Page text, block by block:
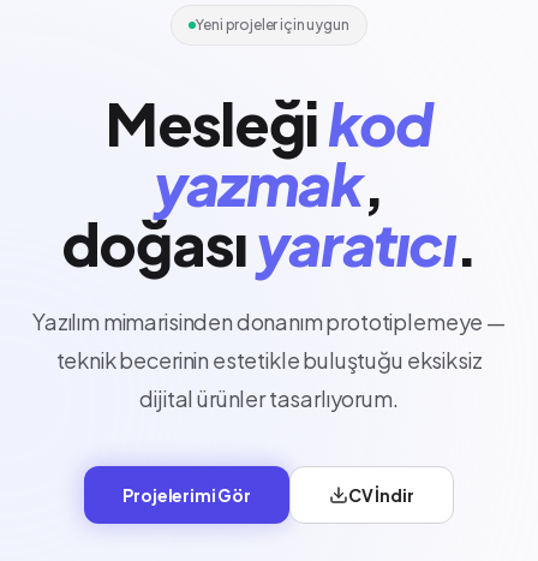
Yeni projeler için uygun
Mesleğikod
yazmak,
doğasıyaratıcı.
Yazılım mimarisinden donanım prototiplemeye —
teknik becerinin estetikle buluştuğu eksiksiz
dijital ürünler tasarlıyorum.
Projelerimi Gör CV İndir